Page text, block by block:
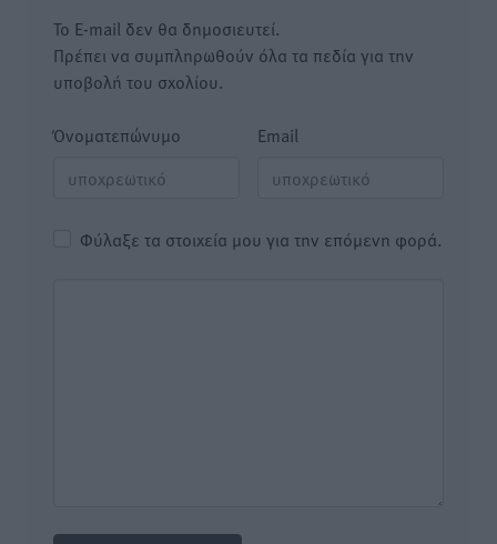
Το E-mail δεν θα δημοσιευτεί.
Πρέπει να συμπληρωθούν όλα τα πεδία για την
υποβολή του σχολίου.
Όνοματεπώνυμο Email
Φύλαξε τα στοιχεία μου για την επόμενη φορά.